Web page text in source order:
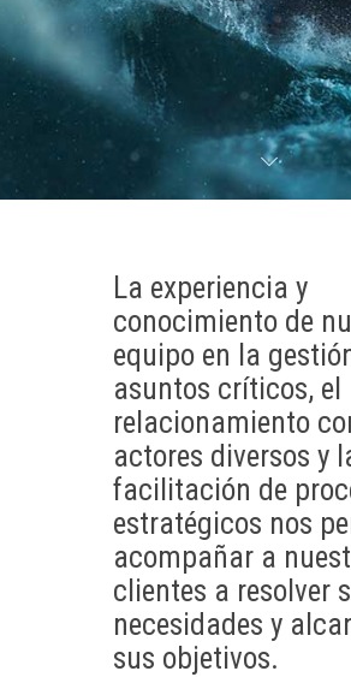
La experiencia y
conocimiento de
equipo en la
asuntos críticos, el
relacionamiento
actores diversos y
facilitación de
estratégicos nos
acompañar a
clientes a resolver
necesidades y
sus objetivos.